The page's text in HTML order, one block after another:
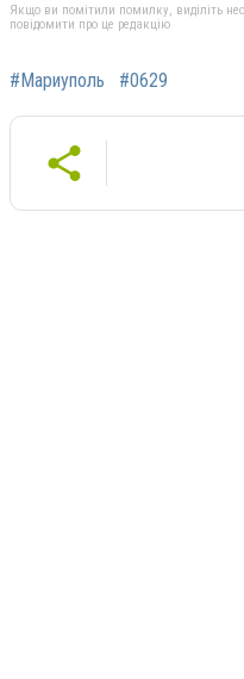
Якщо ви помітили помилку, виділіть
повідомити про це редакцію
#Мариуполь #0629